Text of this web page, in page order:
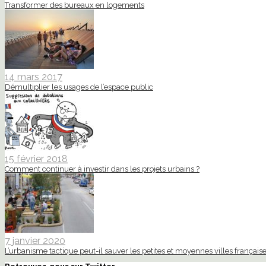
Transformer des bureaux en logements
14 mars 2017
Démultiplier les usages de l’espace public
15 février 2018
Comment continuer à investir dans les projets urbains ?
7 janvier 2020
L’urbanisme tactique peut-il sauver les petites et moyennes villes